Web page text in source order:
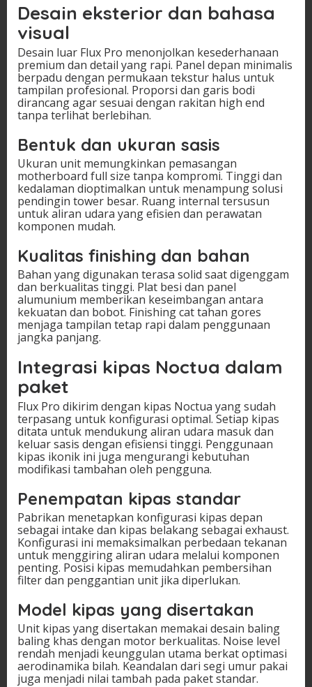
Desain eksterior dan bahasa
visual
Desain luar Flux Pro menonjolkan kesederhanaan
premium dan detail yang rapi. Panel depan minimalis
berpadu dengan permukaan tekstur halus untuk
tampilan profesional. Proporsi dan garis bodi
dirancang agar sesuai dengan rakitan high end
tanpa terlihat berlebihan.
Bentuk dan ukuran sasis
Ukuran unit memungkinkan pemasangan
motherboard full size tanpa kompromi. Tinggi dan
kedalaman dioptimalkan untuk menampung solusi
pendingin tower besar. Ruang internal tersusun
untuk aliran udara yang efisien dan perawatan
komponen mudah.
Kualitas finishing dan bahan
Bahan yang digunakan terasa solid saat digenggam
dan berkualitas tinggi. Plat besi dan panel
alumunium memberikan keseimbangan antara
kekuatan dan bobot. Finishing cat tahan gores
menjaga tampilan tetap rapi dalam penggunaan
jangka panjang.
Integrasi kipas Noctua dalam
paket
Flux Pro dikirim dengan kipas Noctua yang sudah
terpasang untuk konfigurasi optimal. Setiap kipas
ditata untuk mendukung aliran udara masuk dan
keluar sasis dengan efisiensi tinggi. Penggunaan
kipas ikonik ini juga mengurangi kebutuhan
modifikasi tambahan oleh pengguna.
Penempatan kipas standar
Pabrikan menetapkan konfigurasi kipas depan
sebagai intake dan kipas belakang sebagai exhaust.
Konfigurasi ini memaksimalkan perbedaan tekanan
untuk menggiring aliran udara melalui komponen
penting. Posisi kipas memudahkan pembersihan
filter dan penggantian unit jika diperlukan.
Model kipas yang disertakan
Unit kipas yang disertakan memakai desain baling
baling khas dengan motor berkualitas. Noise level
rendah menjadi keunggulan utama berkat optimasi
aerodinamika bilah. Keandalan dari segi umur pakai
juga menjadi nilai tambah pada paket standar.